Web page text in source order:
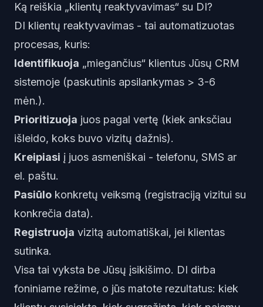
Ką reiškia „klientų reaktyvavimas“ su DI?
DI klientų reaktyvavimas - tai automatizuotas
procesas, kuris:
Identifikuoja „miegančius“ klientus Jūsų CRM
sistemoje (paskutinis apsilankymas > 3-6
mėn.).
Prioritizuoja juos pagal vertę (kiek anksčiau
išleido, koks buvo vizitų dažnis).
Kreipiasi į juos asmeniškai - telefonu, SMS ar
el. paštu.
Pasiūlo konkretų veiksmą (registraciją vizitui su
konkrečia data).
Registruoja vizitą automatiškai, jei klientas
sutinka.
Visa tai vyksta be Jūsų įsikišimo. DI dirba
foniniame režime, o jūs matote rezultatus: kiek